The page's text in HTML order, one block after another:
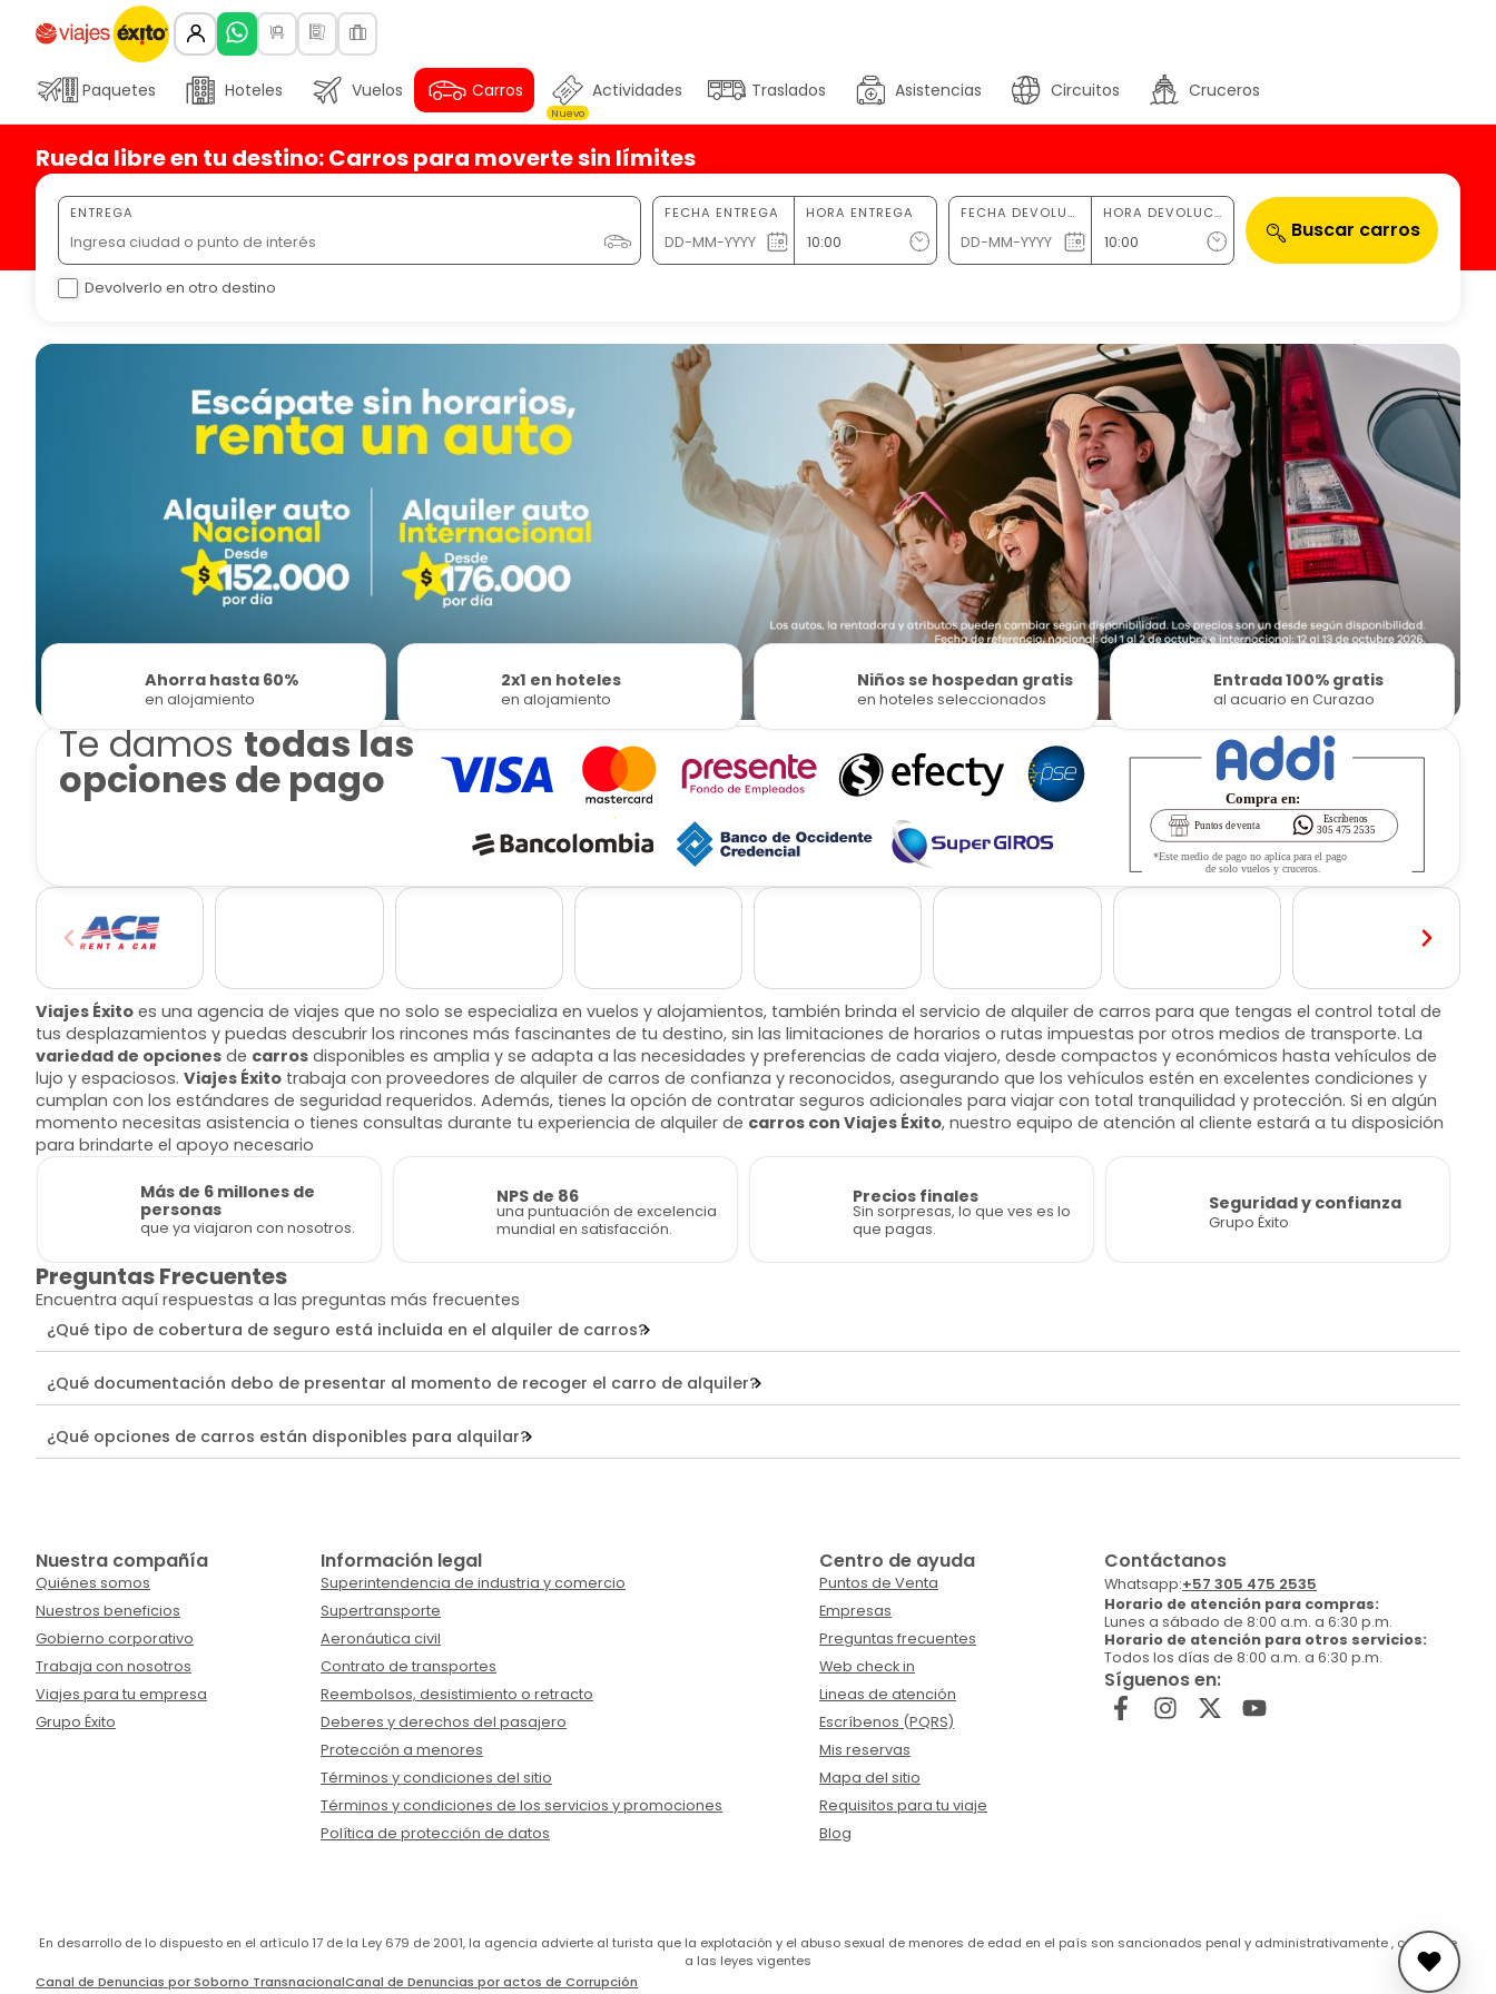
Paquetes Hoteles Vuelos Carros Actividades
Nuevo
Traslados Asistencias Circuitos Cruceros
Rueda libre en tu destino: Carros para moverte sin límites
ENTREGA FECHA ENTREGA HORA ENTREGA FECHA DEVOLUCIÓN HORA DEVOLUCIÓN
Buscar carros
Devolverlo en otro destino
Ahorra hasta 60%
en alojamiento
2x1 en hoteles
en alojamiento
Niños se hospedan gratis
en hoteles seleccionados
Entrada 100% gratis
al acuario en Curazao
Te damostodas las
opciones de pago
Viajes Éxito es una agencia de viajes que no solo se especializa en vuelos y alojamientos, también brinda el servicio de alquiler de carros para que tengas el control total de
tus desplazamientos y puedas descubrir los rincones más fascinantes de tu destino, sin las limitaciones de horarios o rutas impuestas por otros medios de transporte. La
variedad de opciones de carros disponibles es amplia y se adapta a las necesidades y preferencias de cada viajero, desde compactos y económicos hasta vehículos de
lujo y espaciosos. Viajes Éxito trabaja con proveedores de alquiler de carros de confianza y reconocidos, asegurando que los vehículos estén en excelentes condiciones y
cumplan con los estándares de seguridad requeridos. Además, tienes la opción de contratar seguros adicionales para viajar con total tranquilidad y protección. Si en algún
momento necesitas asistencia o tienes consultas durante tu experiencia de alquiler de carros con Viajes Éxito, nuestro equipo de atención al cliente estará a tu disposición
para brindarte el apoyo necesario
Más de 6 millones de
personas
que ya viajaron con nosotros.
NPS de 86
una puntuación de excelencia
mundial en satisfacción.
Precios finales
Sin sorpresas, lo que ves es lo
que pagas.
Seguridad y confianza
Grupo Éxito
Preguntas Frecuentes
Encuentra aquí respuestas a las preguntas más frecuentes
¿Qué tipo de cobertura de seguro está incluida en el alquiler de carros?
¿Qué documentación debo de presentar al momento de recoger el carro de alquiler?
¿Qué opciones de carros están disponibles para alquilar?
Nuestra compañía
Quiénes somos
Nuestros beneficios
Gobierno corporativo
Trabaja con nosotros
Viajes para tu empresa
Grupo Éxito
Información legal
Superintendencia de industria y comercio
Supertransporte
Aeronáutica civil
Contrato de transportes
Reembolsos, desistimiento o retracto
Deberes y derechos del pasajero
Protección a menores
Términos y condiciones del sitio
Términos y condiciones de los servicios y promociones
Política de protección de datos
Centro de ayuda
Puntos de Venta
Empresas
Preguntas frecuentes
Web check in
Lineas de atención
Escríbenos (PQRS)
Mis reservas
Mapa del sitio
Requisitos para tu viaje
Blog
Contáctanos
Whatsapp:+57 305 475 2535
Horario de atención para compras:
Lunes a sábado de 8:00 a.m. a 6:30 p.m.
Horario de atención para otros servicios:
Todos los días de 8:00 a.m. a 6:30 p.m.
Síguenos en:
En desarrollo de lo dispuesto en el artículo 17 de la Ley 679 de 2001, la agencia advierte al turista que la explotación y el abuso sexual de menores de edad en el país son sancionados penal y administrativamente , conforme
a las leyes vigentes
Canal de Denuncias por Soborno TransnacionalCanal de Denuncias por actos de Corrupción